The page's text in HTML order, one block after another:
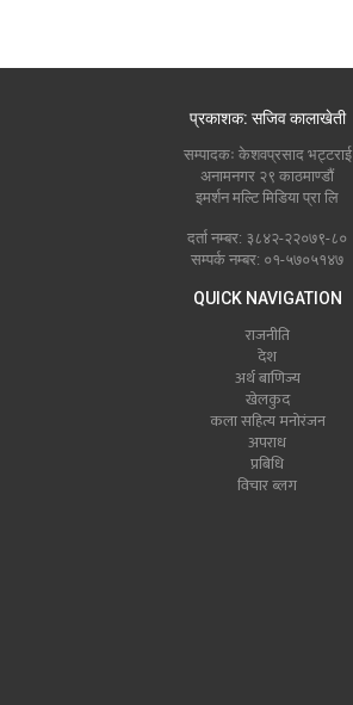
प्रकाशक: सजिव कालाखेती
सम्पादकः केशवप्रसाद भट्टराई
अनामनगर २९ काठमाण्डौं
इमर्शन मल्टि मिडिया प्रा लि
दर्ता नम्बर: ३८४२-२२०७९-८०
सम्पर्क नम्बर: ०१-५७०५१४७
QUICK NAVIGATION
राजनीति
देश
अर्थ बाणिज्य
खेलकुद
कला सहित्य मनोरंजन
अपराध
प्रबिधि
विचार ब्लग